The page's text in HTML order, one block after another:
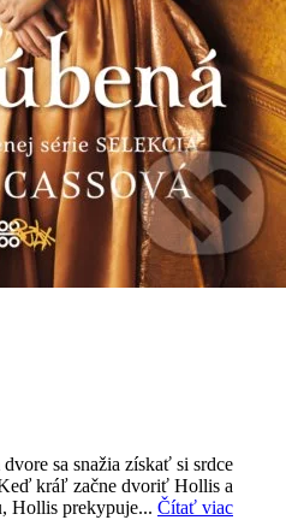
sa snažia získať si srdce
kráľ začne dvoriť Hollis a
Hollis prekypuje... Čítať viac